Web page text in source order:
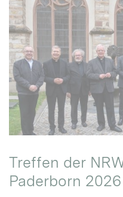
Treffen der
Paderborn 2026